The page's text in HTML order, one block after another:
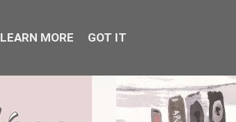
LEARN MORE GOT IT